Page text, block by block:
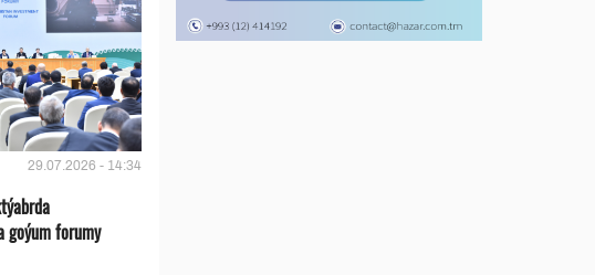
29.07.2026 - 14:34
goýum forumy